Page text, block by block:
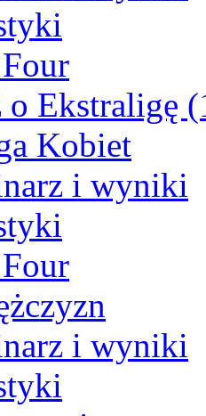
o Ekstraligę
Kobiet
i wyniki
i wyniki